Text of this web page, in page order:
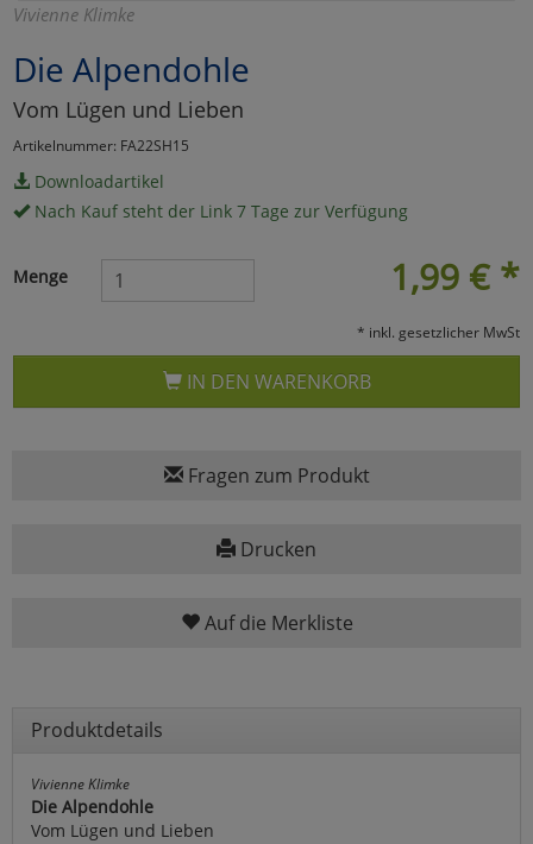
Vivienne Klimke
Die Alpendohle
Vom Lügen und Lieben
Artikelnummer: FA22SH15
Downloadartikel
Nach Kauf steht der Link 7 Tage zur Verfügung
1,99 € *
Menge
* inkl. gesetzlicher MwSt
IN DEN WARENKORB
Fragen zum Produkt
Drucken
Auf die Merkliste
Produktdetails
Vivienne Klimke
Die Alpendohle
Vom Lügen und Lieben
Umfragetools
Cookies
Alle Akzeptieren
zurück
zu Haupptseite